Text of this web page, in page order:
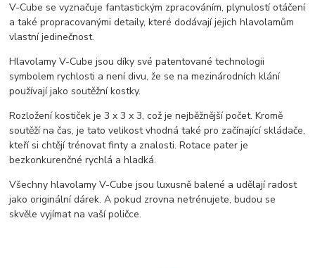
V-Cube se vyznačuje fantastickým zpracováním, plynulostí otáčení
a také propracovanými detaily, které dodávají jejich hlavolamům
vlastní jedinečnost.
Hlavolamy V-Cube jsou díky své patentované technologii
symbolem rychlosti a není divu, že se na mezinárodních klání
používají jako soutěžní kostky.
Rozložení kostiček je 3 x 3 x 3, což je nejběžnější počet. Kromě
soutěží na čas, je tato velikost vhodná také pro začínající skládače,
kteří si chtějí trénovat finty a znalosti. Rotace pater je
bezkonkurenčné rychlá a hladká.
Všechny hlavolamy V-Cube jsou luxusně balené a udělají radost
jako originální dárek. A pokud zrovna netrénujete, budou se
skvěle vyjímat na vaší poličce.